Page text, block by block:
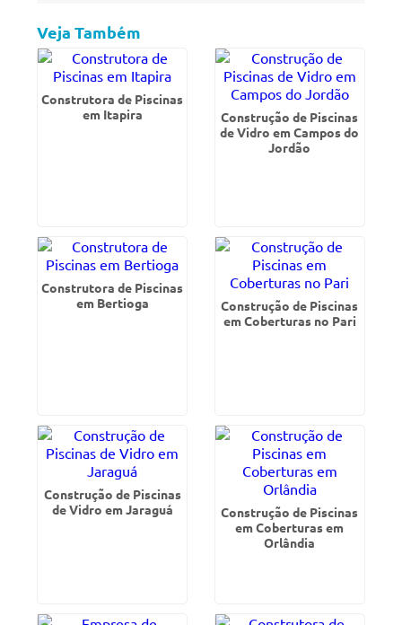
Veja Também
Construtora de Piscinas
em Itapira
Construção de Piscinas
de Vidro em Campos do
Jordão
Construtora de Piscinas
em Bertioga
Construção de Piscinas
em Coberturas no Pari
Construção de Piscinas
de Vidro em Jaraguá
Construção de Piscinas
em Coberturas em
Orlândia